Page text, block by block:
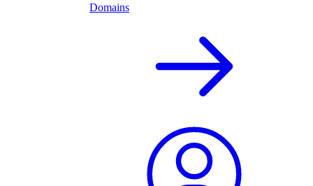
Domains